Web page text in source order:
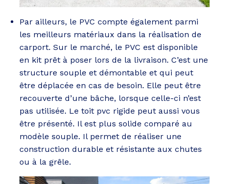
Par ailleurs, le PVC compte également parmi
les meilleurs matériaux dans la réalisation de
carport. Sur le marché, le PVC est disponible
en kit prêt à poser lors de la livraison. C’est une
structure souple et démontable et qui peut
être déplacée en cas de besoin. Elle peut être
recouverte d’une bâche, lorsque celle-ci n’est
pas utilisée. Le toit pvc rigide peut aussi vous
être présenté. Il est plus solide comparé au
modèle souple. Il permet de réaliser une
construction durable et résistante aux chutes
ou à la grêle.